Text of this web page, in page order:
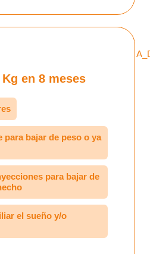
en 8 meses
para bajar de peso o ya
para bajar de
el sueño y/o